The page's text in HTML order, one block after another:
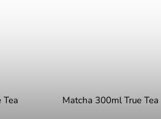
Tea Matcha 300ml True Tea